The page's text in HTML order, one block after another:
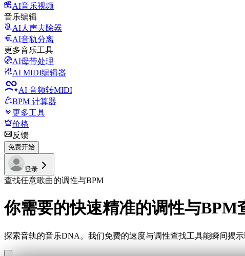
AI音乐视频
音乐编辑
AI人声去除器
AI音轨分离
更多音乐工具
AI母带处理
AI MIDI编辑器
AI 音频转MIDI
BPM 计算器
更多工具
价格
反馈
免费开始
登录
查找任意歌曲的调性与BPM
你需要的快速精准的调性与BPM
探索音轨的音乐DNA。我们免费的速度与调性查找工具能瞬间揭